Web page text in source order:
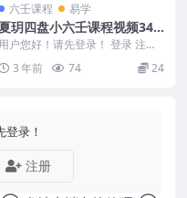
六壬课程 易学
玥四盘小六壬课程视频34
集
用户您好！请先登录！ 登录 注册
夏玥四盘小六壬 Y2307-39 夏玥四
小六...
3 年前 74 24
登录！
注册